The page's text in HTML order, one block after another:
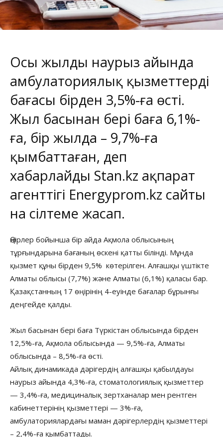
Осы жылдың наурыз айында
амбулаториялық қызметтердің
бағасы бірден 3,5%-ға өсті.
Жыл басынан бері баға 6,1%-
ға, бір жылда – 9,7%-ға
қымбаттаған, деп
хабарлайды Stan.kz ақпарат
агенттігі Еnergyprom.kz сайты
на сілтеме жасап.
Өңірлер бойынша бір айда Ақмола облысының
тұрғындарына бағаның өскені қатты білінді. Мұнда
қызмет құны бірден 9,5% көтерілген. Алғашқы үштікте
Алматы облысы (7,7%) және Алматы (6,1%) қаласы бар.
Қазақстанның 17 өңірінің 4-еуінде бағалар бұрынғы
деңгейде қалды.
Жыл басынан бері баға Түркістан облысында бірден
12,5%-ға, Ақмола облысында — 9,5%-ға, Алматы
облысында – 8,5%-ға өсті.
Айлық динамикада дәрігердің алғашқы қабылдауы
наурыз айында 4,3%-ға, стоматологиялық қызметтер
— 3,4%-ға, медициналық зертханалар мен рентген
кабинеттерінің қызметтері — 3%-ға,
амбулаториялардағы маман дәрігерлердің қызметтері
– 2,4%-ға қымбаттады.